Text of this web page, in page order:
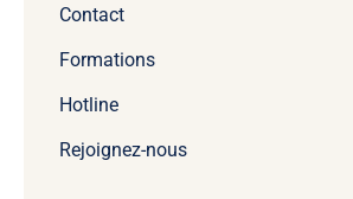
Contact
Formations
Hotline
Rejoignez-nous